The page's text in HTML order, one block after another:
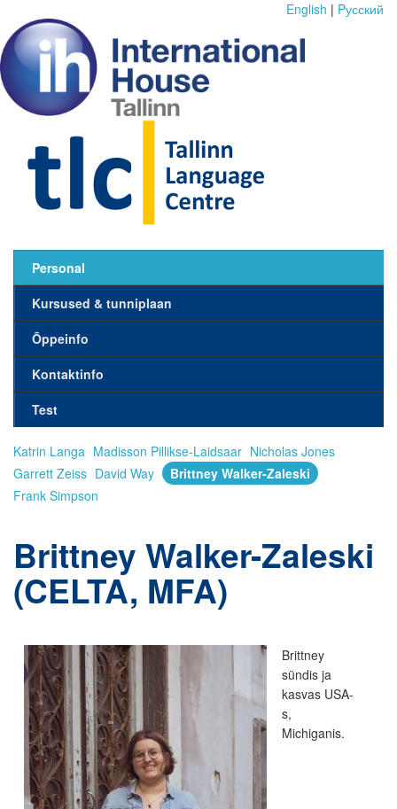
English | Pусский
Personal
Kursused & tunniplaan
Õppeinfo
Kontaktinfo
Test
Katrin Langa Madisson Pillikse-Laidsaar Nicholas Jones
Garrett Zeiss David Way
Brittney Walker-Zaleski
Frank Simpson
Brittney Walker-Zaleski
(CELTA, MFA)
Brittney
sündis ja
kasvas USA-
s,
Michiganis.